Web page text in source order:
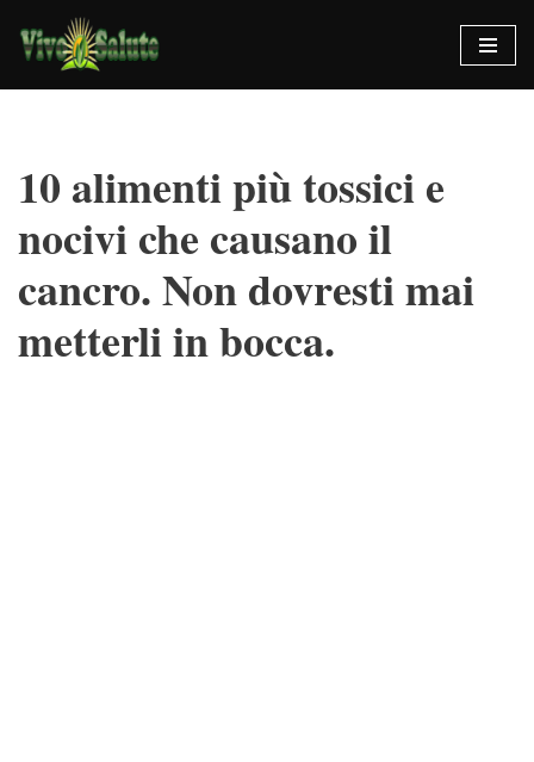
Vai
al
10 alimenti più tossici e
nocivi che causano il
cancro. Non dovresti mai
metterli in bocca.